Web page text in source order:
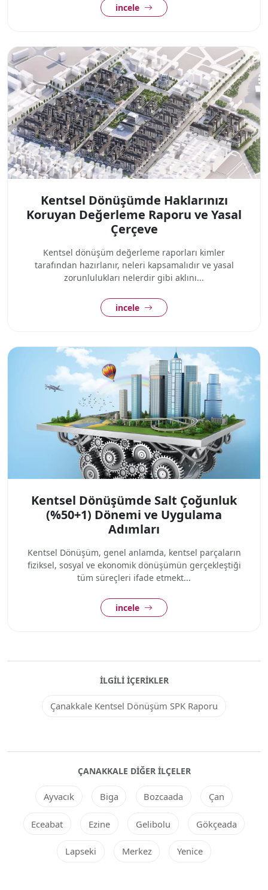
incele
Kentsel Dönüşümde Haklarınızı
Koruyan Değerleme Raporu ve Yasal
Çerçeve
Kentsel dönüşüm değerleme raporları kimler
tarafından hazırlanır, neleri kapsamalıdır ve yasal
zorunlulukları nelerdir gibi aklını...
incele
Kentsel Dönüşümde Salt Çoğunluk
(%50+1) Dönemi ve Uygulama
Adımları
Kentsel Dönüşüm, genel anlamda, kentsel parçaların
fiziksel, sosyal ve ekonomik dönüşümün gerçekleştiği
tüm süreçleri ifade etmekt...
incele
İLGILI İÇERIKLER
Çanakkale Kentsel Dönüşüm SPK Raporu
ÇANAKKALE DIĞER ILÇELER
Ayvacık Biga Bozcaada Çan
Eceabat Ezine Gelibolu Gökçeada
Lapseki Merkez Yenice